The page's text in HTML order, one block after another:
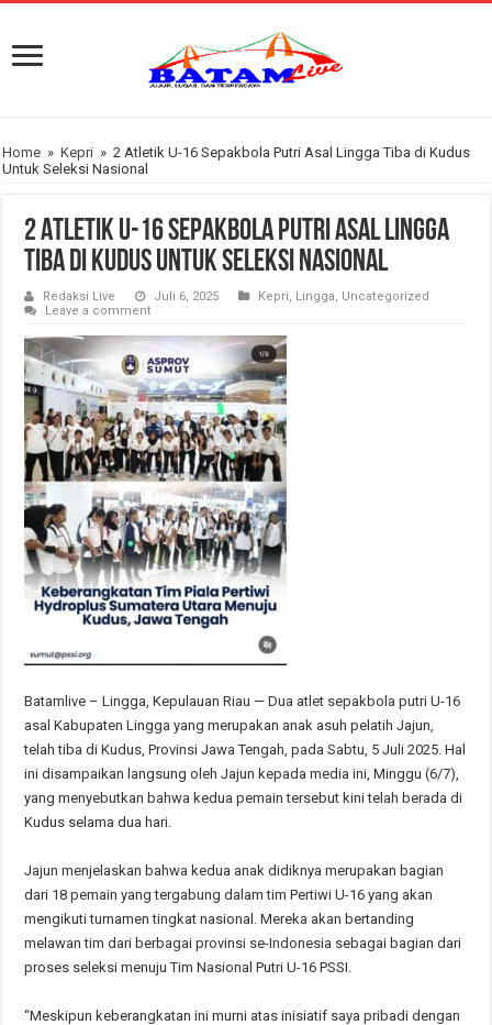
Home » Kepri » 2 Atletik U-16 Sepakbola Putri Asal Lingga Tiba di Kudus
Untuk Seleksi Nasional
2 Atletik U-16 Sepakbola Putri Asal Lingga
Tiba di Kudus Untuk Seleksi Nasional
Redaksi Live Juli 6, 2025 Kepri, Lingga, Uncategorized
Leave a comment
Batamlive – Lingga, Kepulauan Riau — Dua atlet sepakbola putri U-16
asal Kabupaten Lingga yang merupakan anak asuh pelatih Jajun,
telah tiba di Kudus, Provinsi Jawa Tengah, pada Sabtu, 5 Juli 2025. Hal
ini disampaikan langsung oleh Jajun kepada media ini, Minggu (6/7),
yang menyebutkan bahwa kedua pemain tersebut kini telah berada di
Kudus selama dua hari.
Jajun menjelaskan bahwa kedua anak didiknya merupakan bagian
dari 18 pemain yang tergabung dalam tim Pertiwi U-16 yang akan
mengikuti turnamen tingkat nasional. Mereka akan bertanding
melawan tim dari berbagai provinsi se-Indonesia sebagai bagian dari
proses seleksi menuju Tim Nasional Putri U-16 PSSI.
“Meskipun keberangkatan ini murni atas inisiatif saya pribadi dengan